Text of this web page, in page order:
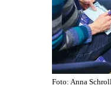
Foto: Anna Schroll